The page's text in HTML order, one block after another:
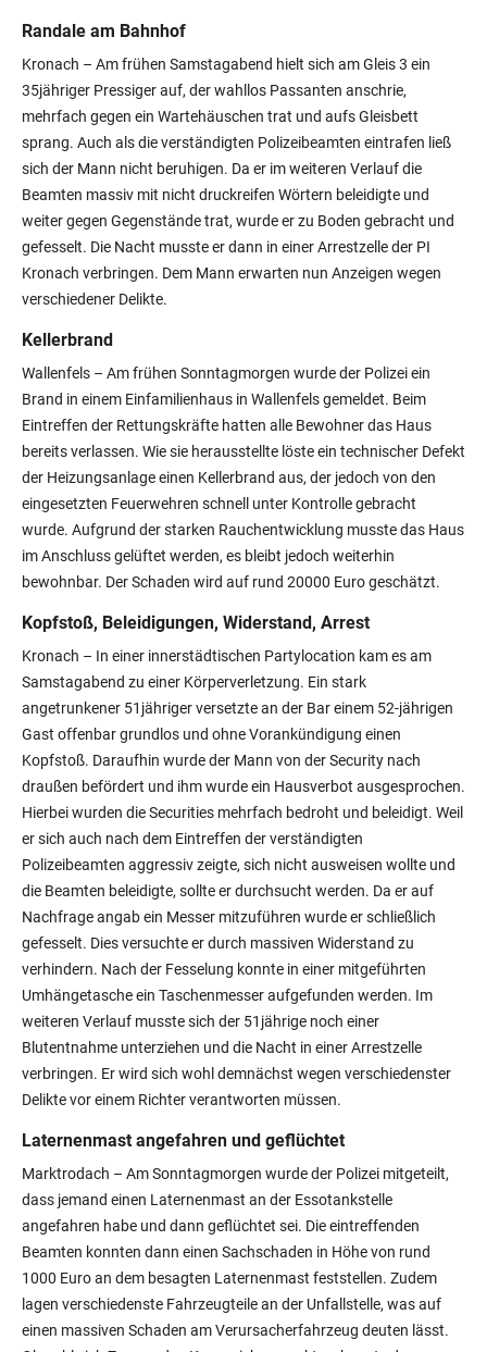
Randale am Bahnhof
Kronach – Am frühen Samstagabend hielt sich am Gleis 3 ein
35jähriger Pressiger auf, der wahllos Passanten anschrie,
mehrfach gegen ein Wartehäuschen trat und aufs Gleisbett
sprang. Auch als die verständigten Polizeibeamten eintrafen ließ
sich der Mann nicht beruhigen. Da er im weiteren Verlauf die
Beamten massiv mit nicht druckreifen Wörtern beleidigte und
weiter gegen Gegenstände trat, wurde er zu Boden gebracht und
gefesselt. Die Nacht musste er dann in einer Arrestzelle der PI
Kronach verbringen. Dem Mann erwarten nun Anzeigen wegen
verschiedener Delikte.
Kellerbrand
Wallenfels – Am frühen Sonntagmorgen wurde der Polizei ein
Brand in einem Einfamilienhaus in Wallenfels gemeldet. Beim
Eintreffen der Rettungskräfte hatten alle Bewohner das Haus
bereits verlassen. Wie sie herausstellte löste ein technischer Defekt
der Heizungsanlage einen Kellerbrand aus, der jedoch von den
eingesetzten Feuerwehren schnell unter Kontrolle gebracht
wurde. Aufgrund der starken Rauchentwicklung musste das Haus
im Anschluss gelüftet werden, es bleibt jedoch weiterhin
bewohnbar. Der Schaden wird auf rund 20000 Euro geschätzt.
Kopfstoß, Beleidigungen, Widerstand, Arrest
Kronach – In einer innerstädtischen Partylocation kam es am
Samstagabend zu einer Körperverletzung. Ein stark
angetrunkener 51jähriger versetzte an der Bar einem 52-jährigen
Gast offenbar grundlos und ohne Vorankündigung einen
Kopfstoß. Daraufhin wurde der Mann von der Security nach
draußen befördert und ihm wurde ein Hausverbot ausgesprochen.
Hierbei wurden die Securities mehrfach bedroht und beleidigt. Weil
er sich auch nach dem Eintreffen der verständigten
Polizeibeamten aggressiv zeigte, sich nicht ausweisen wollte und
die Beamten beleidigte, sollte er durchsucht werden. Da er auf
Nachfrage angab ein Messer mitzuführen wurde er schließlich
gefesselt. Dies versuchte er durch massiven Widerstand zu
verhindern. Nach der Fesselung konnte in einer mitgeführten
Umhängetasche ein Taschenmesser aufgefunden werden. Im
weiteren Verlauf musste sich der 51jährige noch einer
Blutentnahme unterziehen und die Nacht in einer Arrestzelle
verbringen. Er wird sich wohl demnächst wegen verschiedenster
Delikte vor einem Richter verantworten müssen.
Laternenmast angefahren und geflüchtet
Marktrodach – Am Sonntagmorgen wurde der Polizei mitgeteilt,
dass jemand einen Laternenmast an der Essotankstelle
angefahren habe und dann geflüchtet sei. Die eintreffenden
Beamten konnten dann einen Sachschaden in Höhe von rund
1000 Euro an dem besagten Laternenmast feststellen. Zudem
lagen verschiedenste Fahrzeugteile an der Unfallstelle, was auf
einen massiven Schaden am Verursacherfahrzeug deuten lässt.